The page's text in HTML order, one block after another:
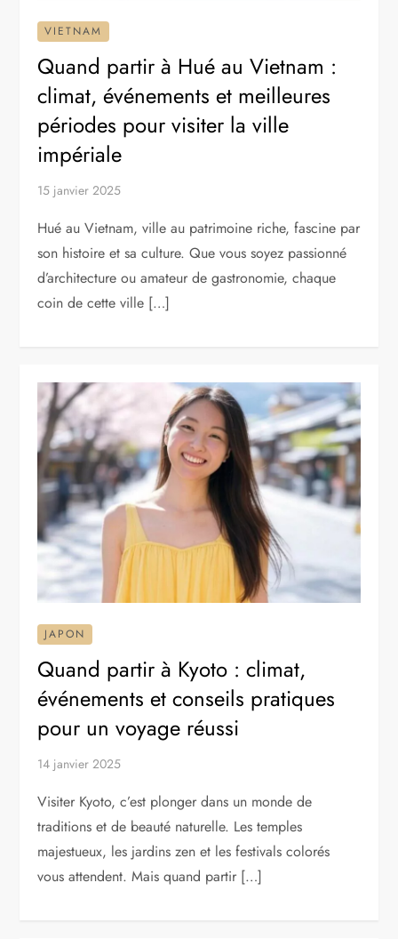
VIETNAM
Quand partir à Hué au Vietnam :
climat, événements et meilleures
périodes pour visiter la ville
impériale
15 janvier 2025
Hué au Vietnam, ville au patrimoine riche, fascine par
son histoire et sa culture. Que vous soyez passionné
d’architecture ou amateur de gastronomie, chaque
coin de cette ville […]
JAPON
Quand partir à Kyoto : climat,
événements et conseils pratiques
pour un voyage réussi
14 janvier 2025
Visiter Kyoto, c’est plonger dans un monde de
traditions et de beauté naturelle. Les temples
majestueux, les jardins zen et les festivals colorés
vous attendent. Mais quand partir […]